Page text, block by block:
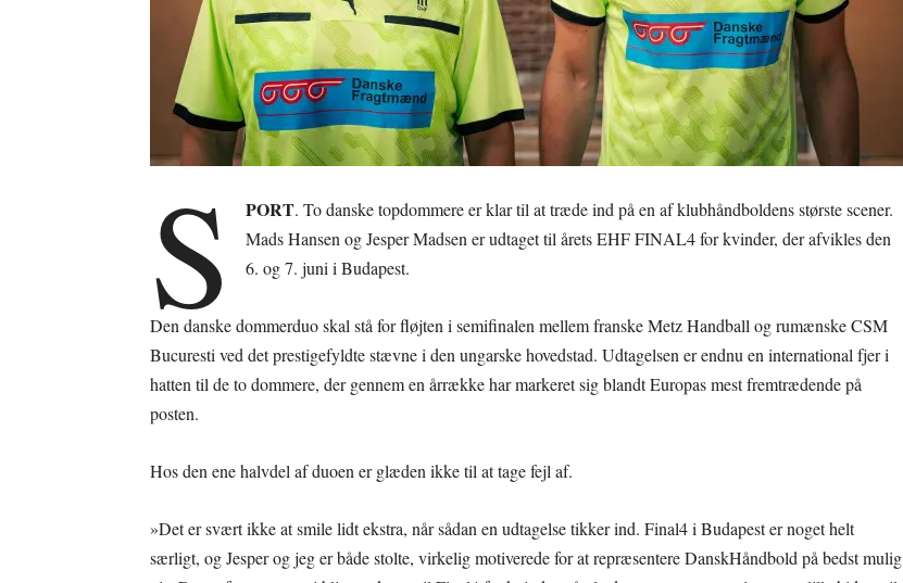
S PORT. To danske topdommere er klar til at træde ind på en af klubhåndboldens største scener.
Mads Hansen og Jesper Madsen er udtaget til årets EHF FINAL4 for kvinder, der afvikles den
6. og 7. juni i Budapest.
Den danske dommerduo skal stå for fløjten i semifinalen mellem franske Metz Handball og rumænske CSM
Bucuresti ved det prestigefyldte stævne i den ungarske hovedstad. Udtagelsen er endnu en international fjer i
hatten til de to dommere, der gennem en årrække har markeret sig blandt Europas mest fremtrædende på
posten.
Hos den ene halvdel af duoen er glæden ikke til at tage fejl af.
»Det er svært ikke at smile lidt ekstra, når sådan en udtagelse tikker ind. Final4 i Budapest er noget helt
særligt, og Jesper og jeg er både stolte, virkelig motiverede for at repræsentere DanskHåndbold på bedst mulig